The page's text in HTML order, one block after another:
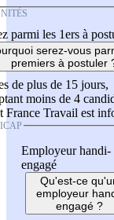
parmi les 1ers à
serez-vous
premiers à postuler
de plus de 15 jours,
moins de 4
France Travail est
Employeur handi-
engagé
Qu'est-ce
employeur
engagé ?